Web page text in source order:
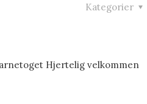
Kategorier
Hjertelig velkommen